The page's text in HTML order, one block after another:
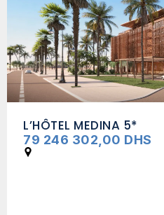
SKYGARDEN LOT 77 –
123 000 000,00 DHS